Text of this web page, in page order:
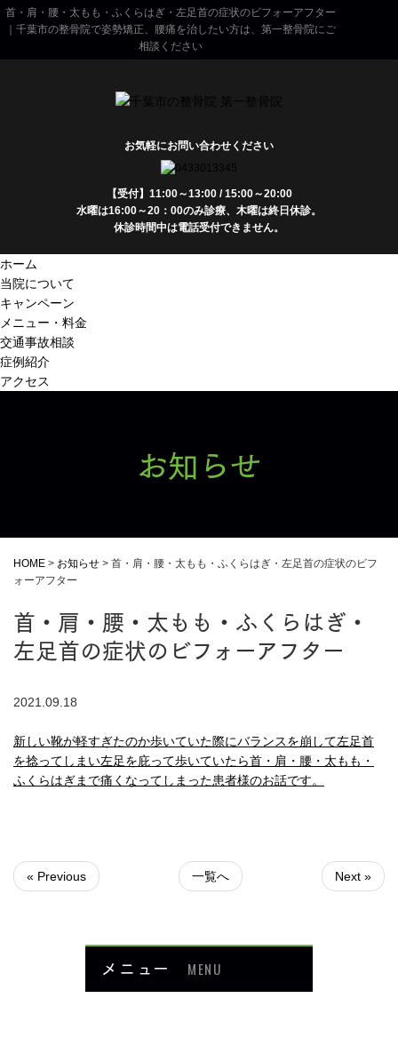
首・肩・腰・太もも・ふくらはぎ・左足首の症状のビフォーアフター
｜千葉市の整骨院で姿勢矯正、腰痛を治したい方は、第一整骨院にご
相談ください
お気軽にお問い合わせください
【受付】11:00～13:00 / 15:00～20:00
水曜は16:00～20：00のみ診療、木曜は終日休診。
休診時間中は電話受付できません。
ホーム
当院について
キャンペーン
メニュー・料金
交通事故相談
症例紹介
アクセス
お知らせ
HOME > お知らせ > 首・肩・腰・太もも・ふくらはぎ・左足首の症状のビフ
ォーアフター
首・肩・腰・太もも・ふくらはぎ・
左足首の症状のビフォーアフター
2021.09.18
新しい靴が軽すぎたのか歩いていた際にバランスを崩して左足首
を捻ってしまい左足を庇って歩いていたら首・肩・腰・太もも・
ふくらはぎまで痛くなってしまった患者様のお話です。
« Previous 一覧へ Next »
メニュー MENU